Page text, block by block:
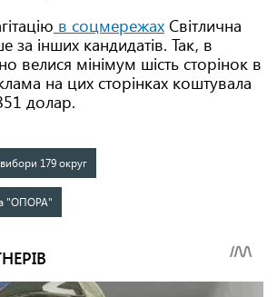
в соцмережах Світлична
за інших кандидатів. Так, в
велися мінімум шість сторінок в
на цих сторінках коштувала
долар.
вибори 179 округ
"ОПОРА"